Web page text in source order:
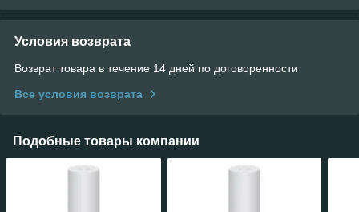
Условия возврата
Возврат товара в течение 14 дней по договоренности
Все условия возврата
Подобные товары компании